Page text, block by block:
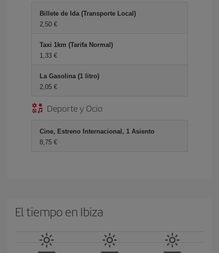
Billete de Ida (Transporte Local)
2,50 €
Taxi 1km (Tarifa Normal)
1,33 €
La Gasolina (1 litro)
2,05 €
Deporte y Ocio
Cine, Estreno Internacional, 1 Asiento
8,75 €
El tiempo en Ibiza